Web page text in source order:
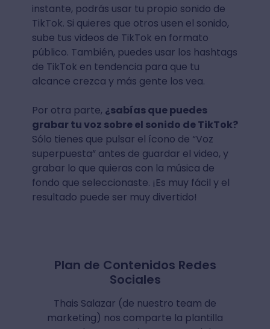
instante, podrás usar tu propio sonido de
TikTok. Si quieres que otros usen el sonido,
sube tus videos de TikTok en formato
público. También, puedes usar los hashtags
de TikTok en tendencia para que tu
alcance crezca y más gente los vea.
Por otra parte, ¿sabías que puedes
grabar tu voz sobre el sonido de TikTok?
Sólo tienes que pulsar el ícono de “Voz
superpuesta” antes de guardar el video, y
grabar lo que quieras con la música de
fondo que seleccionaste. ¡Es muy fácil y el
resultado puede ser muy divertido!
Plan de Contenidos Redes
Sociales
Thais Salazar (de nuestro team de
marketing) nos comparte la plantilla